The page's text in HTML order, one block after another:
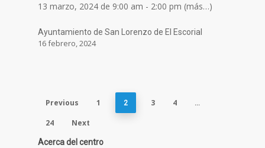
13 marzo, 2024 de 9:00 am - 2:00 pm (más…)
Ayuntamiento de San Lorenzo de El Escorial
16 febrero, 2024
Previous 1 2 3 4 …
24 Next
Acerca del centro